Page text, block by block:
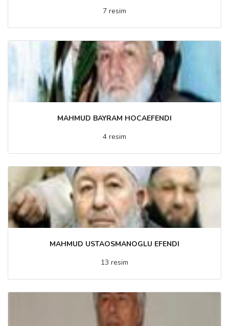
7 resim
MAHMUD BAYRAM HOCAEFENDI
4 resim
MAHMUD USTAOSMANOGLU EFENDI
13 resim